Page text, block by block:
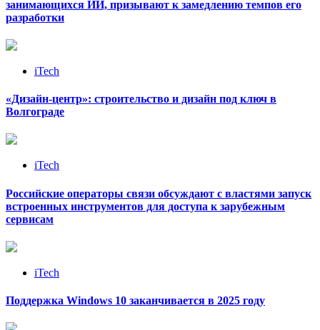
занимающихся ИИ, призывают к замедлению темпов его
разработки
iTech
«Дизайн‑центр»: строительство и дизайн под ключ в
Волгограде
iTech
Российские операторы связи обсуждают с властями запуск
встроенных инструментов для доступа к зарубежным
сервисам
iTech
Поддержка Windows 10 заканчивается в 2025 году